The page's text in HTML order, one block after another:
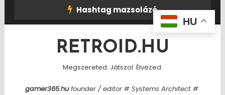
Hashtag mazsolázó
RETROID.HU
Megszereted. Játszol. Élvezed.
gamer365.hufounder / editor # Systems Architect #
HU